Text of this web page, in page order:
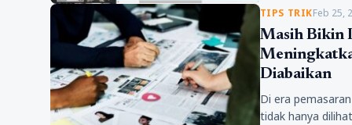
TIPS TRIKFeb 25,
Masih Bikin
Diabaikan
Di era
tidak hanya